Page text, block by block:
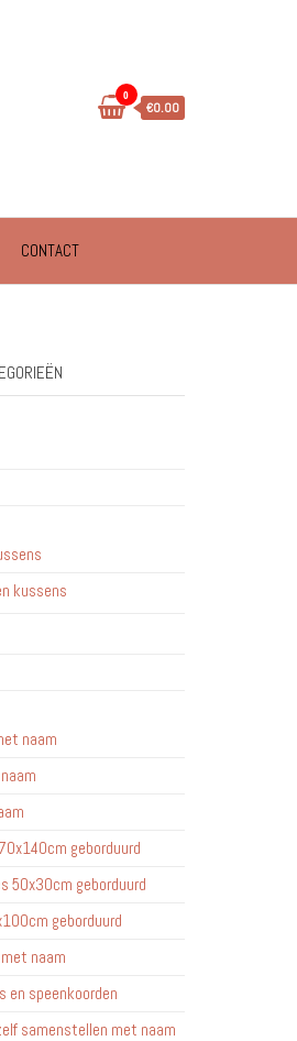
0
€0.00
CONTACT
kussens
naam
geborduurd
50x30cm geborduurd
geborduurd
naam
en speenkoorden
samenstellen met naam